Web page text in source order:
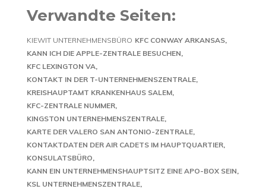
Verwandte Seiten:
KIEWIT UNTERNEHMENSBÜRO KFC CONWAY ARKANSAS
KANN ICH DIE APPLE-ZENTRALE BESUCHEN
KFC LEXINGTON VA
KONTAKT IN DER T-UNTERNEHMENSZENTRALE
KREISHAUPTAMT KRANKENHAUS SALEM
KFC-ZENTRALE NUMMER
KINGSTON UNTERNEHMENSZENTRALE
KARTE DER VALERO SAN ANTONIO-ZENTRALE
KONTAKTDATEN DER AIR CADETS IM HAUPTQUARTIER
KONSULATSBÜRO
KANN EIN UNTERNEHMENSHAUPTSITZ EINE APO-BOX SEIN
KSL UNTERNEHMENSZENTRALE